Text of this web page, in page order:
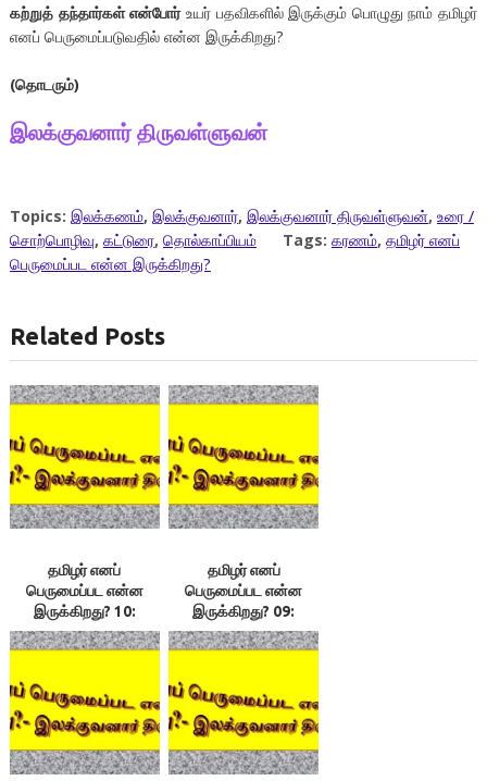
கற்றுத் தந்தார்கள் என்போர்உயர் பதவிகளில் இருக்கும் பொழுது நாம் தமிழர்
எனப் பெருமைப்படுவதில் என்ன இருக்கிறது?
(தொடரும்)
இலக்குவனார்திருவள்ளுவன்
Topics: இலக்கணம், இலக்குவனார், இலக்குவனார் திருவள்ளுவன், உரை /
சொற்பொழிவு, கட்டுரை, தொல்காப்பியம் Tags: கரணம், தமிழர் எனப்
பெருமைப்பட என்ன இருக்கிறது?
Related Posts
தமிழர் எனப்
பெருமைப்பட என்ன
இருக்கிறது? 10:
தமிழ்மொழியைத்
தாய்நிலத்தில் வாழ
இலக்குவனார்திருவள்ளுவன்
தமிழர் எனப்
பெருமைப்பட என்ன
இருக்கிறது? 09:
ஒன்றியஅரசை
வழிக்குக் கொணரும்
இல்லை: இலக்குவனார்
திருவள்ளுவன்